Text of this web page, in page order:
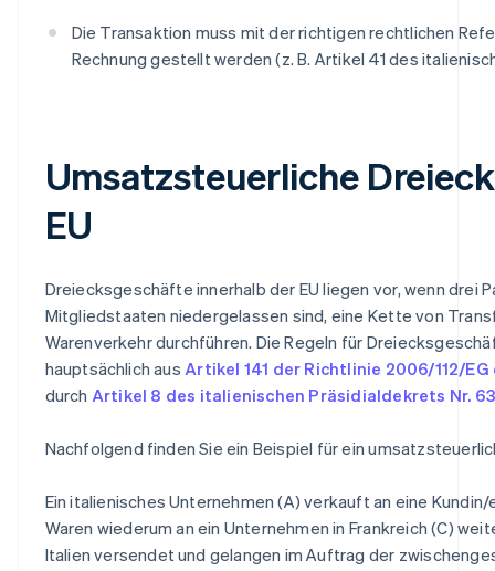
Die Transaktion muss mit der richtigen rechtlichen
Rechnung gestellt werden (z. B. Artikel 41 des
Umsatzsteuerliche
EU
Dreiecksgeschäfte innerhalb der EU liegen vor, wenn drei
Mitgliedstaaten niedergelassen sind, eine Kette von
Warenverkehr durchführen. Die Regeln für
hauptsächlich aus Artikel 141 der Richtlinie 2006/112/EG
durch Artikel 8 des italienischen Präsidialdekrets Nr.
Nachfolgend finden Sie ein Beispiel für ein
Ein italienisches Unternehmen (A) verkauft an eine
Waren wiederum an ein Unternehmen in Frankreich (C)
Italien versendet und gelangen im Auftrag der